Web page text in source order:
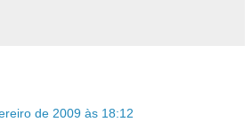
de 2009 às 18:12